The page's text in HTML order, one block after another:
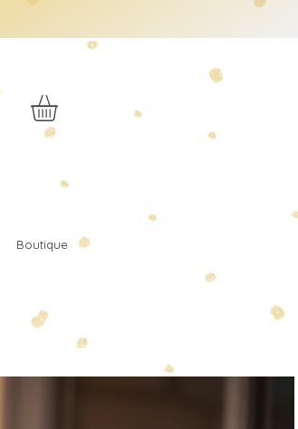
Boutique